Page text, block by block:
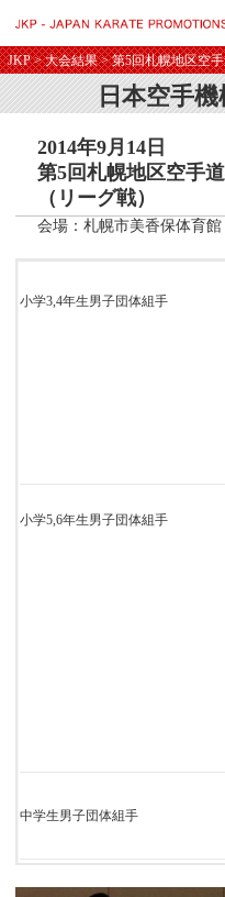
JKP>大会結果> 第5回札幌地区空
日本空手
2014年9月14日
第5回札幌地区空手
（リーグ戦）
会場：札幌市美香保体育館
小学3,4年生男子団体組手
小学5,6年生男子団体組手
中学生男子団体組手